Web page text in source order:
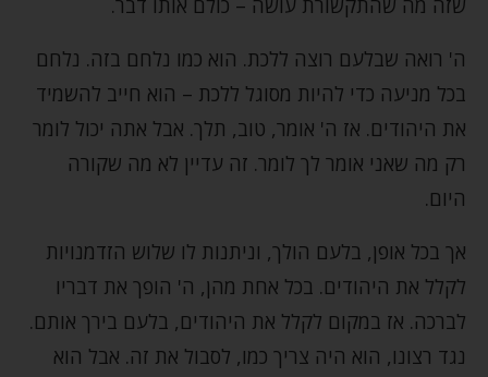
שזה מה שהתקשורת עושה – כולם אותו דבר.
ה' רואה שבלעם רוצה ללכת. הוא כמו נלחם בזה. נלחם
בכל מניעה כדי להיות מסוגל ללכת – הוא חייב להשמיד
את היהודים. אז ה' אומר, טוב, תלך. אבל אתה יכול לומר
רק מה שאני אומר לך לומר. זה עדיין לא מה שקורה
היום.
אך בכל אופן, בלעם הולך, וניתנות לו שלוש הזדמנויות
לקלל את היהודים. בכל אחת מהן, ה' הופך את דבריו
לברכה. אז במקום לקלל את היהודים, בלעם בירך אותם.
נגד רצונו, הוא היה צריך כמו, לסבול את זה. אבל הוא